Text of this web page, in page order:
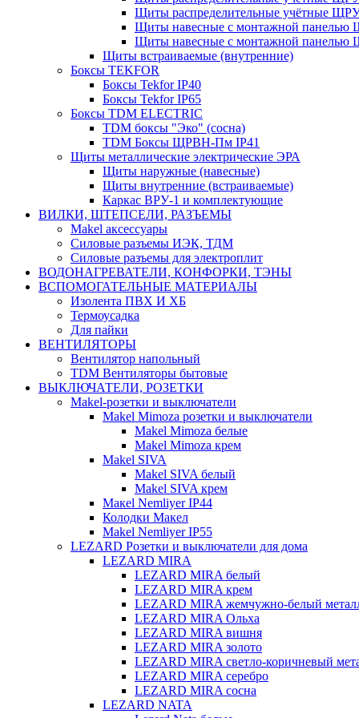
Щиты распределительные учётные
Щиты навесные с монтажной
Щиты навесные с монтажной
Щиты встраиваемые (внутренние)
Боксы TEKFOR
Боксы Tekfor IP40
Боксы Tekfor IP65
Боксы TDM ELECTRIC
TDM боксы "Эко" (сосна)
TDM Боксы ЩРВН-Пм IP41
Щиты металлические электрические ЭРА
Щиты наружные (навесные)
Щиты внутренние (встраиваемые)
Каркас ВРУ-1 и комплектующие
ВИЛКИ, ШТЕПСЕЛИ, РАЗЪЕМЫ
Makel аксессуары
Силовые разъемы ИЭК, ТДМ
Силовые разъемы для электроплит
ВОДОНАГРЕВАТЕЛИ, КОНФОРКИ, ТЭНЫ
ВСПОМОГАТЕЛЬНЫЕ МАТЕРИАЛЫ
Изолента ПВХ И ХБ
Термоусадка
Для пайки
ВЕНТИЛЯТОРЫ
Вентилятор напольный
TDM Вентиляторы бытовые
ВЫКЛЮЧАТЕЛИ, РОЗЕТКИ
Makel-розетки и выключатели
Makel Mimoza розетки и выключатели
Makel Mimoza белые
Makel Mimoza крем
Makel SIVA
Makel SIVA белый
Makel SIVA крем
Макеl Nemliyer IP44
Колодки Макел
Makel Nemliyer IP55
LEZARD Розетки и выключатели для дома
LEZARD MIRA
LEZARD MIRA белый
LEZARD MIRA крем
LEZARD MIRA жемчужно-белый
LEZARD MIRA Ольха
LEZARD MIRA вишня
LEZARD MIRA золото
LEZARD MIRA светло-коричневый
LEZARD MIRA серебро
LEZARD MIRA сосна
LEZARD NATA